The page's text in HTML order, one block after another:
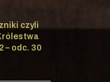
czyli
– odc. 30